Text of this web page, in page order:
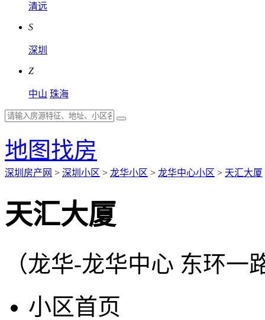
清远
S
深圳
Z
中山 珠海
地图找房
深圳房产网 > 深圳小区 > 龙华小区 > 龙华中心小区 > 天汇大厦
天汇大厦
（龙华-龙华中心 东环一
小区首页